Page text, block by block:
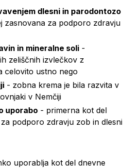
dlesni in parodontozo
zasnovana za podporo zdravju
in mineralne soli -
zeliščnih izvlečkov z
celovito ustno nego
- zobna krema je bila razvita v
v Nemčiji
uporabo - primerna kot del
podporo zdravju zob in dlesni
uporablja kot del dnevne